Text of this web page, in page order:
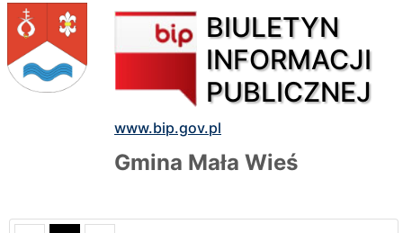
BIULETYN
INFORMACJI
PUBLICZNEJ
www.bip.gov.pl
Gmina Mała Wieś